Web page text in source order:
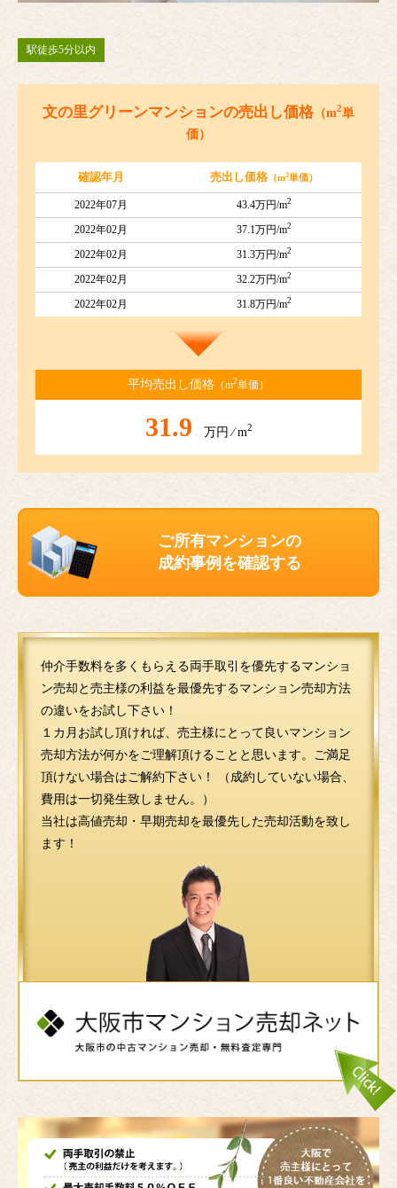
駅徒歩5分以内
文の里グリーンマンションの売出し価格 （m2単
価）
確認年月 売出し価格（m2単価）
2022年07月 43.4万円/m2
2022年02月 37.1万円/m2
2022年02月 31.3万円/m2
2022年02月 32.2万円/m2
2022年02月 31.8万円/m2
平均売出し価格 （m2単価）
31.9 万円 ⁄ m2
ご所有マンションの
成約事例を確認する
仲介手数料を多くもらえる両手取引を優先するマンショ
ン売却と売主様の利益を最優先するマンション売却方法
の違いをお試し下さい！
１カ月お試し頂ければ、売主様にとって良いマンション
売却方法が何かをご理解頂けることと思います。ご満足
頂けない場合はご解約下さい！ （成約していない場合、
費用は一切発生致しません。）
当社は高値売却・早期売却を最優先した売却活動を致し
ます！